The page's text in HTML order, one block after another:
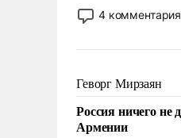
США потребуется
лет. Даже
Сложившаяся
означает
уязвимости США,
перед Китаем.
4 комментария
Геворг Мирзаян
Россия ничего не
Армении